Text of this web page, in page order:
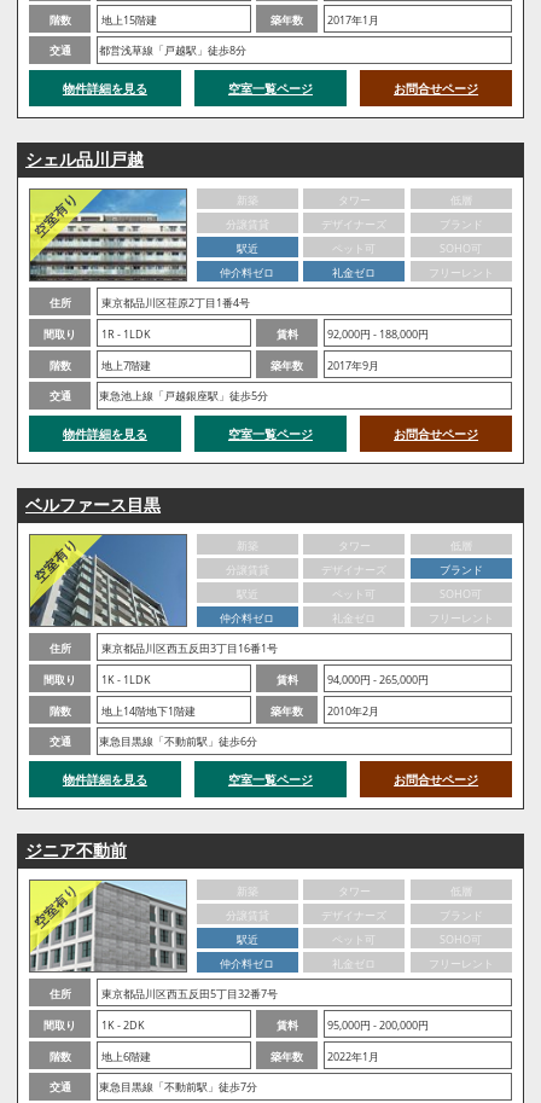
階数
地上15階建 築年数
2017年1月
交通
都営浅草線「戸越駅」徒歩8分
物件詳細を見る 空室一覧ページ お問合せページ
シェル品川戸越
新築 タワー
低層
分譲賃貸
デザイナーズ
ブランド
駅近
ペット可
SOHO可
仲介料ゼロ
礼金ゼロ
フリーレント
住所
東京都品川区荏原2丁目1番4号
間取り
1R - 1LDK 賃料
92,000円 - 188,000円
階数
地上7階建 築年数
2017年9月
交通
東急池上線「戸越銀座駅」徒歩5分
物件詳細を見る 空室一覧ページ お問合せページ
ベルファース目黒
新築 タワー
低層
分譲賃貸
デザイナーズ
ブランド
駅近
ペット可
SOHO可
仲介料ゼロ
礼金ゼロ
フリーレント
住所
東京都品川区西五反田3丁目16番1号
間取り
1K - 1LDK 賃料
94,000円 - 265,000円
階数
地上14階地下1階建 築年数
2010年2月
交通
東急目黒線「不動前駅」徒歩6分
物件詳細を見る 空室一覧ページ お問合せページ
ジニア不動前
新築 タワー
低層
分譲賃貸
デザイナーズ
ブランド
駅近
ペット可
SOHO可
仲介料ゼロ
礼金ゼロ
フリーレント
住所
東京都品川区西五反田5丁目32番7号
間取り
1K - 2DK 賃料
95,000円 - 200,000円
階数
地上6階建 築年数
2022年1月
交通
東急目黒線「不動前駅」徒歩7分